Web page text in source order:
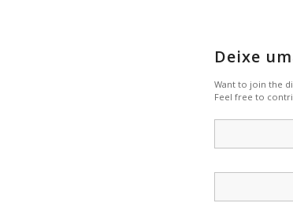
Deixe
Want to join the
Feel free to